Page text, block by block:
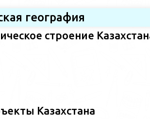
география
строение
Казахстана